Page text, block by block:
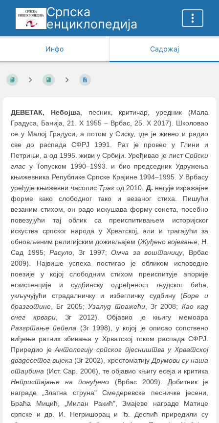
Српска
енциклопедија
Инфо Садржај
ДЕВЕТАК, Небојша, песник, критичар, уредник (Мала
Градуса, Банија, 21. X 1955 – Врбас, 25. X 2017). Школовао
се у Малој Градуси, а потом у Сиску, где је живео и радио
све до распада СФРЈ 1991. Рат је провео у Глини и
Петрињи, а од 1995. живи у Србији. Уређивао је листСрпски
глас у Топуском 1990–1993. и био председник Удружења
књижевника Републике Српске Крајине 1994–1995. У Врбасу
уређује књижевни часопис Трагод 2010. Д. негује изражајне
форме како слободног тако и везаног стиха. Пишући
везаним стихом, он радо искушава форму сонета, посебно
повезујући тај облик са преиспитивањем историјског
искуства српског народа у Хрватској, али и трагајући за
обновљеним религијским доживљајем (Жуђено војевање, Н.
Сад 1995;Расуло, Зг 1997;Омча за воштаницу, Врбас
2009). Највише успеха постигао је обликом исповедне
поезије у којој слободним стихом преиспитује апорије
егзистенције и судбинску одређеност људског бића,
укључујући страдалничку и избегличку судбину (Боре и
бразготине, Бг 2005;Узалуд тражећи, Зг 2008; Као кад
снег крвари, Зг 2012). Објавио је књигу мемоара
Разгртање пепела (Зг 1998), у којој је описао сопствено
виђење ратних збивања у Хрватској током распада СФРЈ.
Приредио јеАнтологију српског пјесништва у Хрватској
двадесетог вијека (Зг 2002), хрестоматијуДрумови су наша
отаџбина (Ист. Сар. 2006), те објавио књигу есеја и критика
Непристајање на понуђено (Врбас 2009). Добитник је
награде „Златна струна" Смедеревске песничке јесени,
Браћа Мицић, „Милан Ракић", Змајеве награде Матице
српске и др. И. Негришорац и Ђ. Деспић приредили су